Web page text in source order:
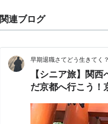
関連ブログ
早期退職さてどう生きてく？
【シニア旅】関
だ京都へ行こう！